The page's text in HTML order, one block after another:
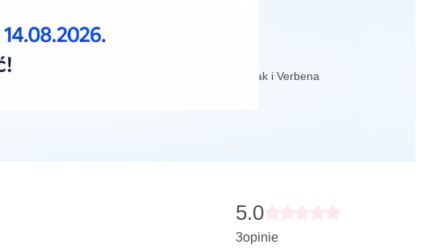
Podobnie jak inne perfumy Donny Karan, tak i Verbena
5.0
3opinie